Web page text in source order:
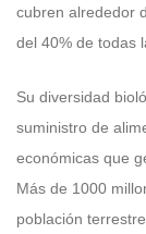
cubren alrededor
del 40% de todas
Su diversidad
suministro de
económicas que
Más de 1000
población